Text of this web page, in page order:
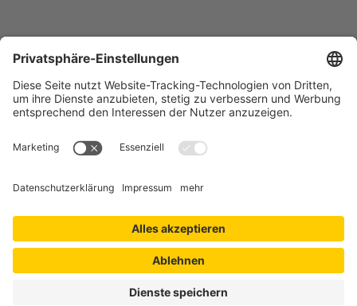
Deutschen Gießerei-Industrie e.V.
40549 Düsseldorf
Telefon:0211 - 68 71 - 03
0211 - 68 71 - 3333
E-Mail:info(at)bdguss.de